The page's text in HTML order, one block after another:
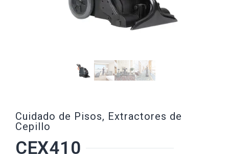
Cuidado de Pisos, Extractores de
Cepillo
CEX410